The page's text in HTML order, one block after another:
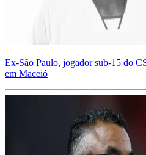
Ex-São Paulo, jogador sub-15 do
em Maceió